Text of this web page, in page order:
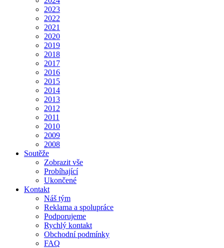
2023
2022
2021
2020
2019
2018
2017
2016
2015
2014
2013
2012
2011
2010
2009
2008
Soutěže
Zobrazit vše
Probíhající
Ukončené
Kontakt
Náš tým
Reklama a spolupráce
Podporujeme
Rychlý kontakt
Obchodní podmínky
FAQ